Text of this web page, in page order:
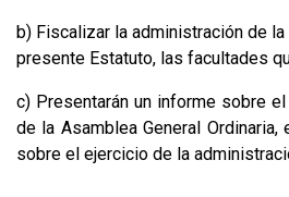
b) Fiscalizar la administración de
presente Estatuto, las facultades
c) Presentarán un informe sobre
de la Asamblea General
sobre el ejercicio de la